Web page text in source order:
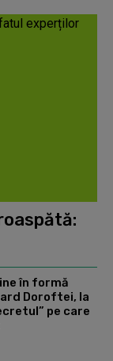
în formă
Doroftei, la
pe care